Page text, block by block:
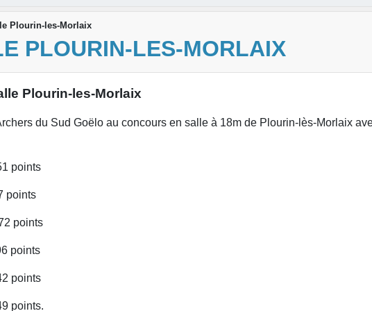
Plourin-les-Morlaix
PLOURIN-LES-MORLAIX
Plourin-les-Morlaix
du Sud Goëlo au concours en salle à 18m de Plourin-lès-Morlaix
points
points
points
points
points.